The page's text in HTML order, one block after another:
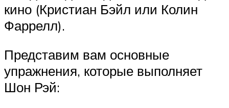
кино (Кристиан Бэйл или Колин
Фаррелл).
Представим вам основные
упражнения, которые выполняет
Шон Рэй: